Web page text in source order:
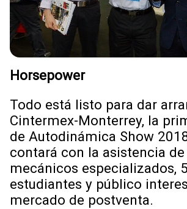
Horsepower
Todo está listo para dar
Cintermex-Monterrey, la
de Autodinámica Show
contará con la asistencia de
mecánicos especializados,
estudiantes y público
mercado de postventa.